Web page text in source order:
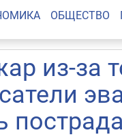
ОБЩЕСТВО
из-за